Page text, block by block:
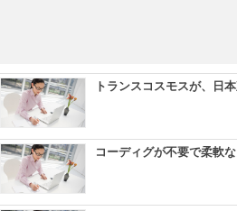
トランスコスモスが、日
コーディグが不要で柔軟